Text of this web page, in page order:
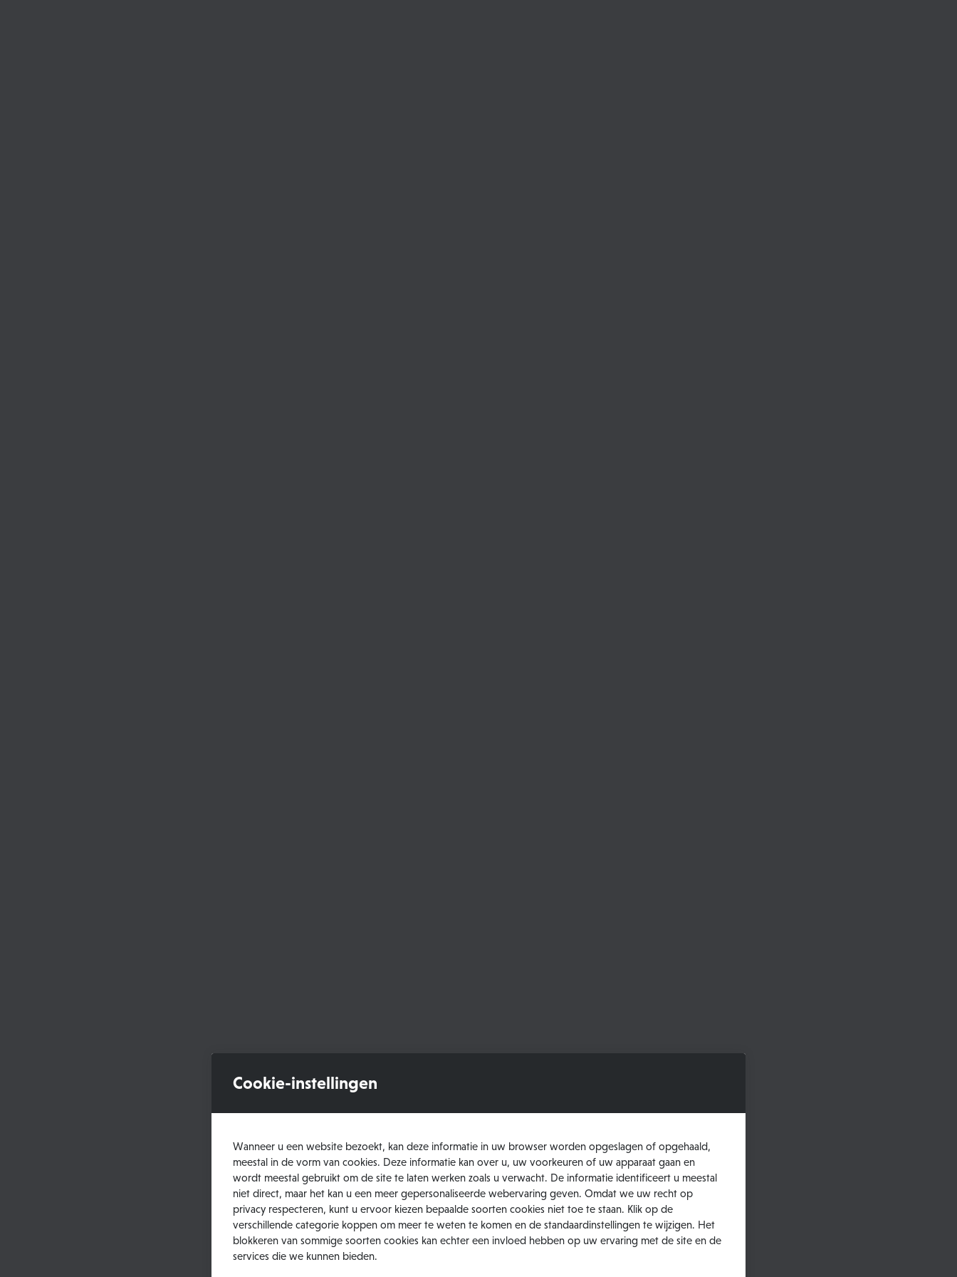
Cookie-instellingen
Wanneer u een website bezoekt, kan deze informatie in uw browser worden opgeslagen of opgehaald,
meestal in de vorm van cookies. Deze informatie kan over u, uw voorkeuren of uw apparaat gaan en
wordt meestal gebruikt om de site te laten werken zoals u verwacht. De informatie identificeert u meestal
niet direct, maar het kan u een meer gepersonaliseerde webervaring geven. Omdat we uw recht op
privacy respecteren, kunt u ervoor kiezen bepaalde soorten cookies niet toe te staan. Klik op de
verschillende categorie koppen om meer te weten te komen en de standaardinstellingen te wijzigen. Het
blokkeren van sommige soorten cookies kan echter een invloed hebben op uw ervaring met de site en de
services die we kunnen bieden.